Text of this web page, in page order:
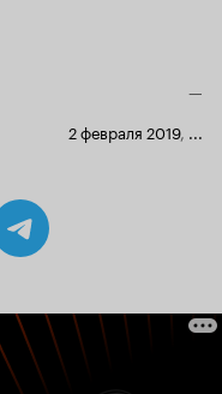
—
2 февраля 2019, ...